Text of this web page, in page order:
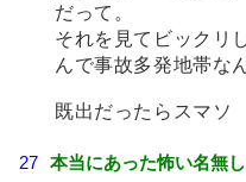
だって。
それを見てビックリ
んで事故多発地帯な
既出だったらスマソ
27 本当にあった怖い名無し